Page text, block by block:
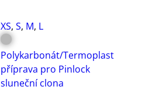
XS, S, M, L
Polykarbonát/Termoplast
příprava pro Pinlock
sluneční clona